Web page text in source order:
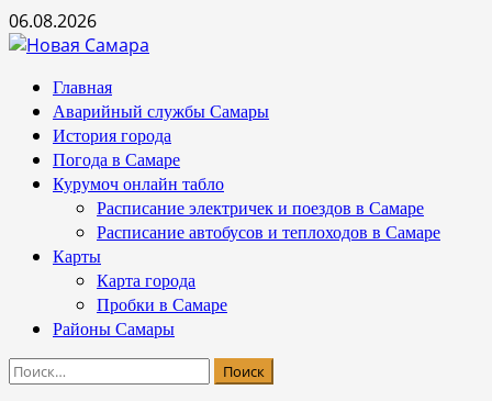
Перейти
к
06.08.2026
Основное
меню
Главная
Аварийный службы Самары
История города
Погода в Самаре
Курумоч онлайн табло
Расписание электричек и поездов в Самаре
Расписание автобусов и теплоходов в Самаре
Карты
Карта города
Пробки в Самаре
Районы Самары
Найти: